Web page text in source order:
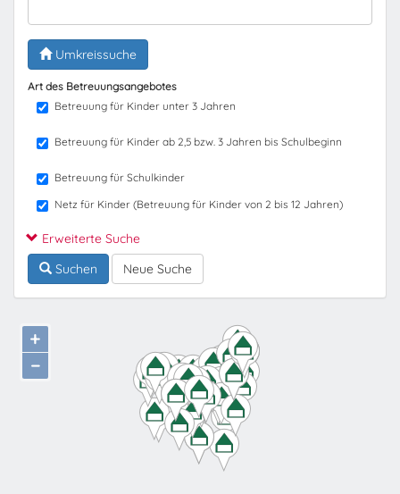
Umkreissuche
Art des Betreuungsangebotes
Betreuung für Kinder unter 3 Jahren
Betreuung für Kinder ab 2,5 bzw. 3 Jahren bis Schulbeginn
Betreuung für Schulkinder
Netz für Kinder (Betreuung für Kinder von 2 bis 12 Jahren)
Erweiterte Suche
Suchen
Neue Suche
+
−